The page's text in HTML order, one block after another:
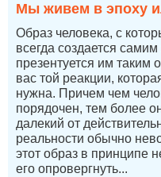
Мы живем в эпоху
Образ человека, с
всегда создается
презентуется им таким
вас той реакции,
нужна. Причем чем
порядочен, тем более
далекий от
реальности обычно
этот образ в принципе
его опровергнуть...